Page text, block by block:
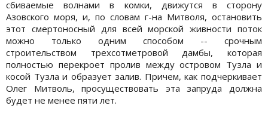
сбиваемые волнами в комки, движутся в сторону
Азовского моря, и, по словам г-на Митволя, остановить
этот смертоносный для всей морской живности поток
можно только одним способом -- срочным
строительством трехсотметровой дамбы, которая
полностью перекроет пролив между островом Тузла и
косой Тузла и образует залив. Причем, как подчеркивает
Олег Митволь, просуществовать эта запруда должна
будет не менее пяти лет.